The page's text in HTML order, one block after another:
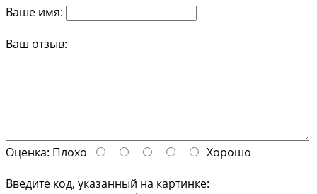
Ваше имя:
Ваш отзыв:
Оценка: Плохо
Хорошо
Введите код, указанный на картинке: